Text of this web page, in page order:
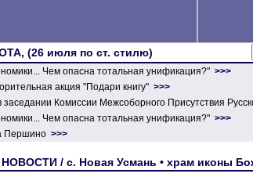
(26 июля по ст. стилю)
Чем опасна тотальная унификация?" >>>
акция "Подари книгу" >>>
Комиссии Межсоборного Присутствия
Чем опасна тотальная унификация?" >>>
Першино >>>
НОВОСТИ / с. Hовая Усмань • храм иконы